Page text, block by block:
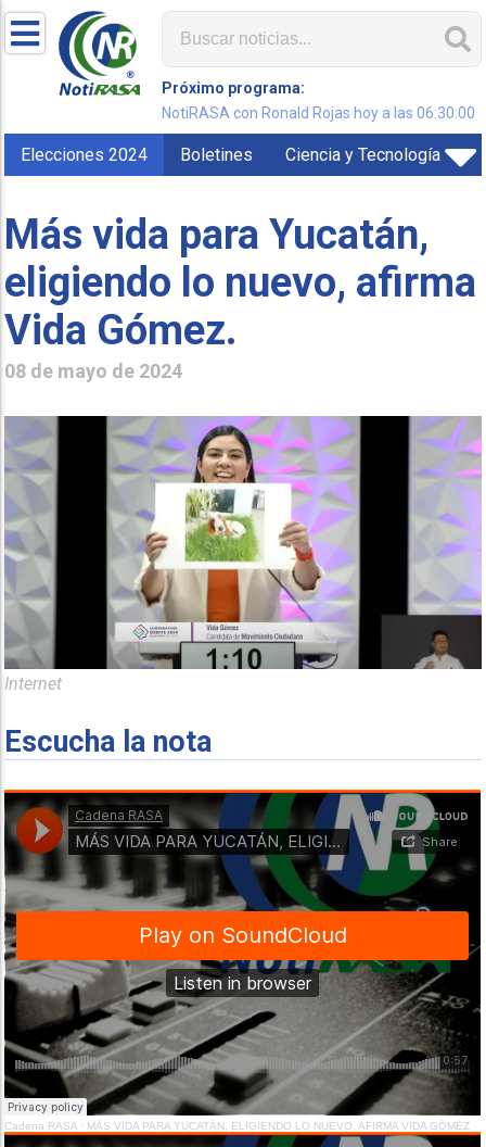
Próximo programa:
NotiRASA con Ronald Rojas hoy a las 06:30:00
Elecciones 2024 Boletines Ciencia y Tecnología
Más vida para Yucatán,
eligiendo lo nuevo, afirma
Vida Gómez.
08 de mayo de 2024
Internet
Escucha la nota
Cadena RASA · MÁS VIDA PARA YUCATÁN, ELIGIENDO LO NUEVO, AFIRMA VIDA GÓMEZ